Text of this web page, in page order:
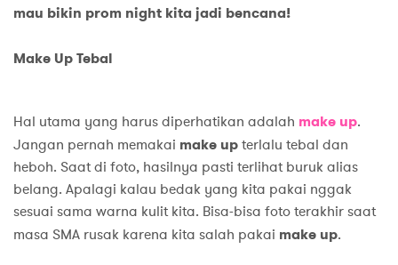
mau bikin prom night kita jadi bencana!
Make Up Tebal
Hal utama yang harus diperhatikan adalah make up.
Jangan pernah memakai make upterlalu tebal dan
heboh. Saat di foto, hasilnya pasti terlihat buruk alias
belang. Apalagi kalau bedak yang kita pakai nggak
sesuai sama warna kulit kita. Bisa-bisa foto terakhir saat
masa SMA rusak karena kita salah pakai make up.